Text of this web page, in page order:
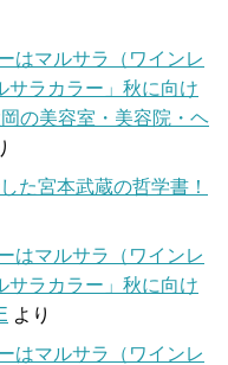
はマルサラ（ワインレ
サラカラー」秋に向け
の美容室・美容院・ヘ
た宮本武蔵の哲学書！
はマルサラ（ワインレ
サラカラー」秋に向け
より
はマルサラ（ワインレ